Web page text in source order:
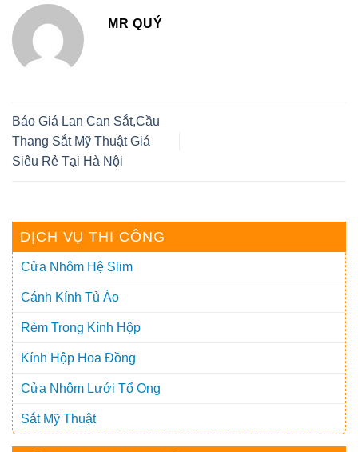
MR QUÝ
Báo Giá Lan Can Sắt,Cầu
Thang Sắt Mỹ Thuật Giá
Siêu Rẻ Tại Hà Nội
DỊCH VỤ THI CÔNG
Cửa Nhôm Hệ Slim
Cánh Kính Tủ Áo
Rèm Trong Kính Hộp
Kính Hộp Hoa Đồng
Cửa Nhôm Lưới Tổ Ong
Sắt Mỹ Thuật